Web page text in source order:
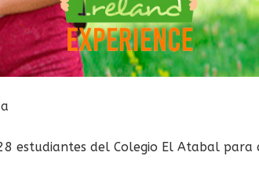
estudiantes del Colegio El Atabal